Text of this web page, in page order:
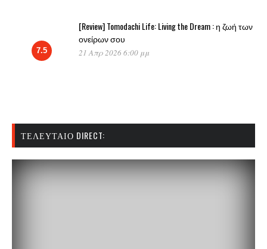
7.5
[Review] Tomodachi Life: Living the Dream : η ζωή των
ονείρων σου
21 Απρ 2026 6:00 μμ
ΤΕΛΕΥΤΑΊΟ DIRECT: